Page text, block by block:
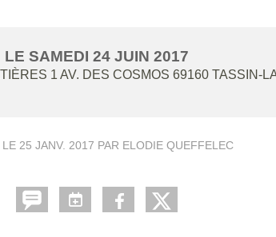
LE SAMEDI 24 JUIN 2017
1 AV. DES COSMOS 69160 TASSIN-
LE 25 JANV. 2017 PAR ELODIE QUEFFELEC